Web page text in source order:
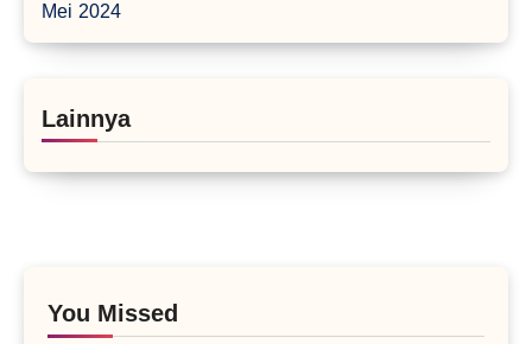
Mei 2024
Lainnya
You Missed